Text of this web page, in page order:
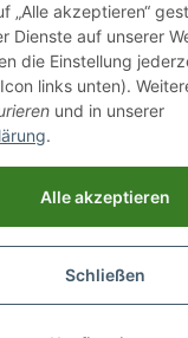
Vertrag widerrufen
„Alle akzeptieren“
Dienste auf unserer
die Einstellung
links unten).
und in unserer
.
Alle akzeptieren
Schließen